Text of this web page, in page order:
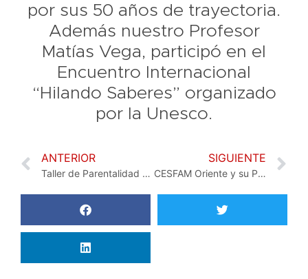
por sus 50 años de trayectoria.
Además nuestro Profesor
Matías Vega, participó en el
Encuentro Internacional
“Hilando Saberes” organizado
por la Unesco.
ANTERIOR
Taller de Parentalidad Positiva de Senda
SIGUIENTE
CESFAM Oriente y su Programa de Salud Adolescente las charlas de “Alimentación Saludable”